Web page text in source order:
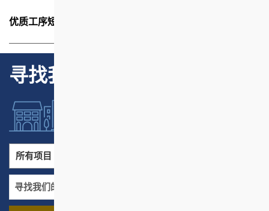
优质工序短片系列名单 (2000年)
寻找我们的项目
所有项目